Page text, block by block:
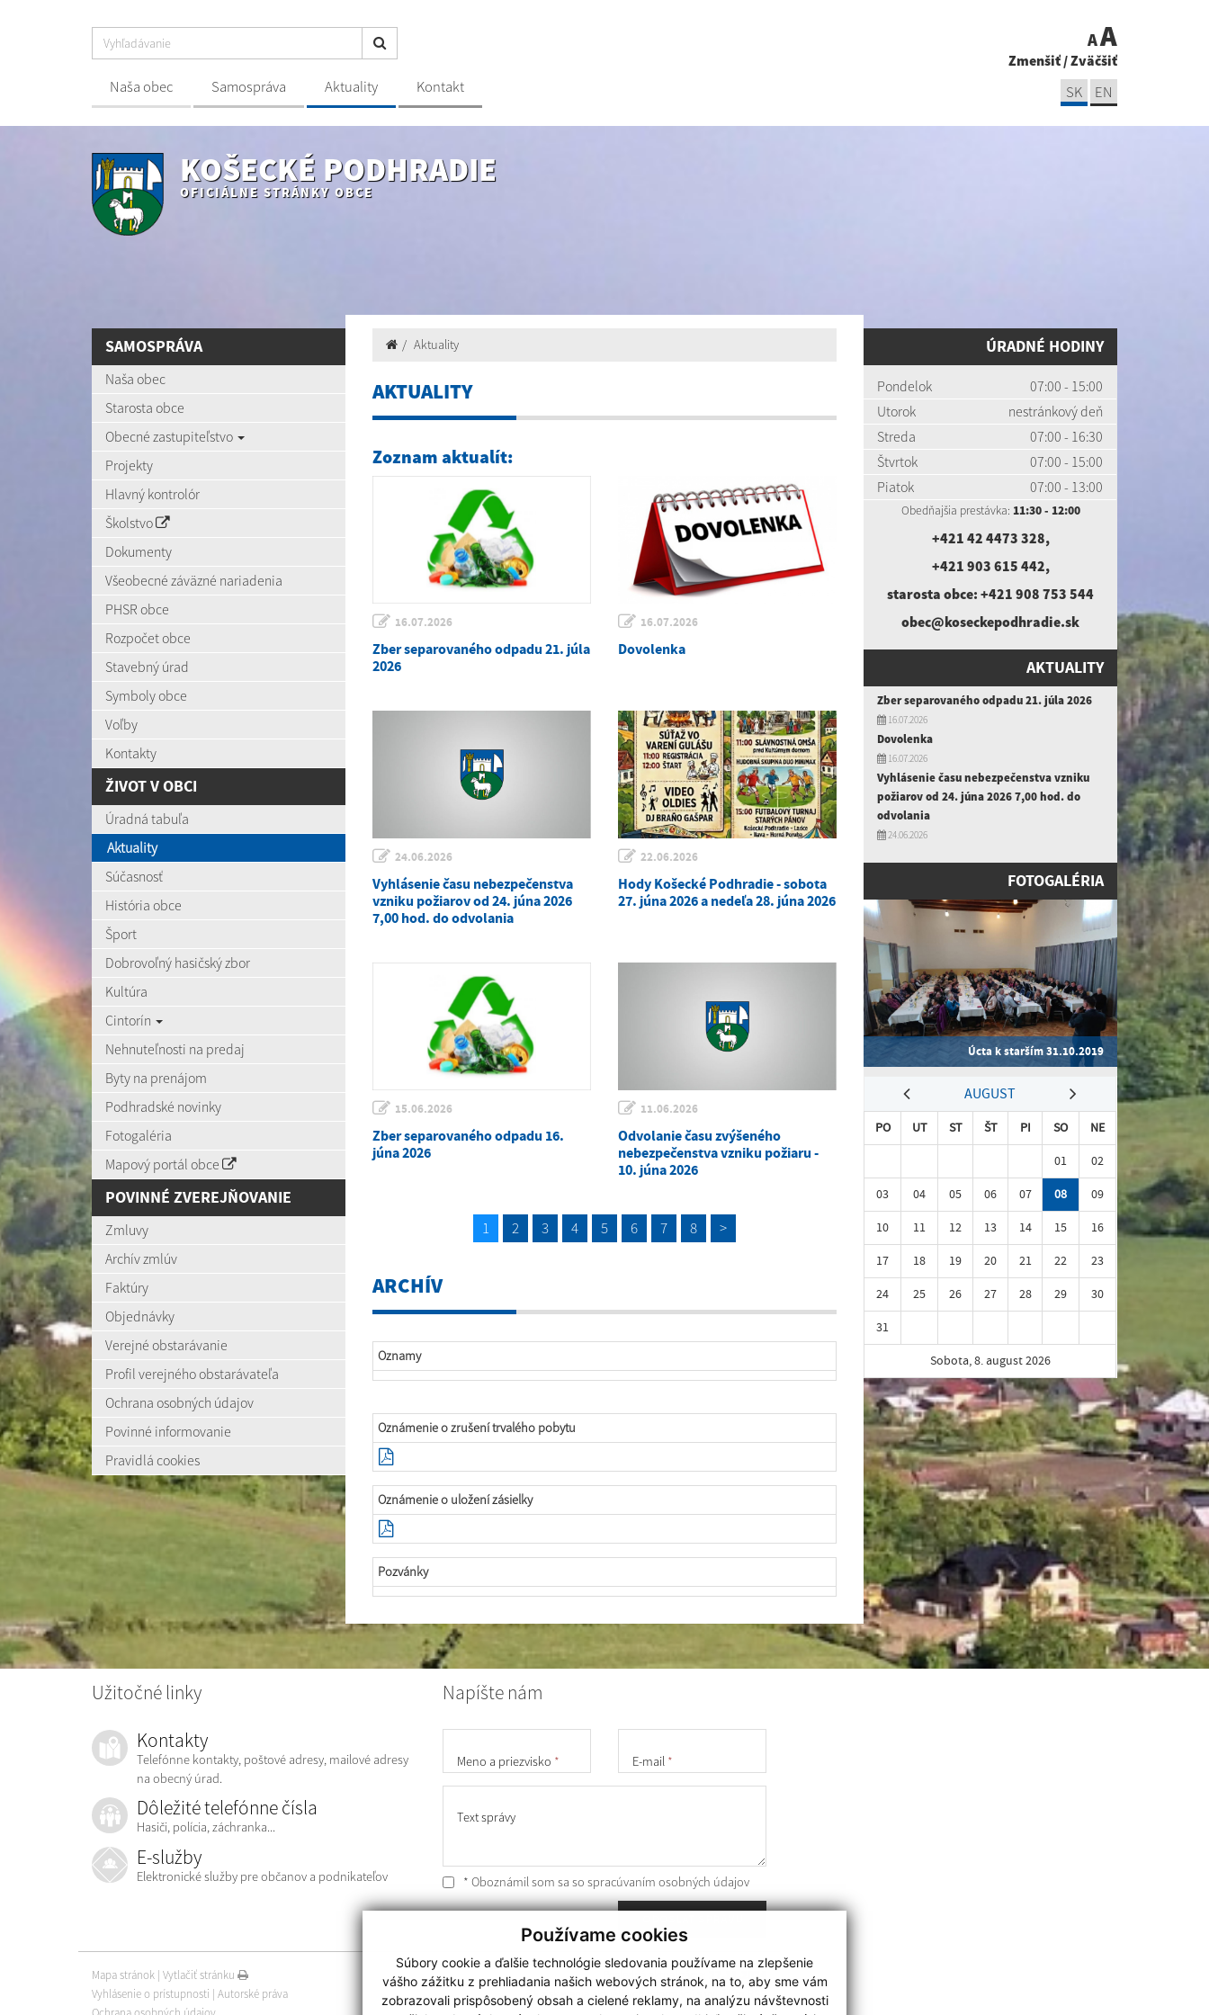
Používame cookies
Súbory cookie a ďalšie technológie sledovania používame na zlepšenie
vášho zážitku z prehliadania našich webových stránok, na to, aby sme vám
zobrazovali prispôsobený obsah a cielené reklamy, na analýzu návštevnosti
Naša obec Samospráva Aktuality Kontakt
AA
Zmenšiť/Zväčšiť
SK EN
KOŠECKÉ PODHRADIE
OFICIÁLNE STRÁNKY OBCE
SAMOSPRÁVA
Naša obec
Starosta obce
Obecné zastupiteľstvo
Projekty
Hlavný kontrolór
Školstvo
Dokumenty
Všeobecné záväzné nariadenia
PHSR obce
Rozpočet obce
Stavebný úrad
Symboly obce
Voľby
Kontakty
ŽIVOT V OBCI
Úradná tabuľa
Aktuality
Súčasnosť
História obce
Šport
Dobrovoľný hasičský zbor
Kultúra
Cintorín
Nehnuteľnosti na predaj
Byty na prenájom
Podhradské novinky
Fotogaléria
Mapový portál obce
POVINNÉ ZVEREJŇOVANIE
Zmluvy
Archív zmlúv
Faktúry
Objednávky
Verejné obstarávanie
Profil verejného obstarávateľa
Ochrana osobných údajov
Povinné informovanie
Pravidlá cookies
Aktuality
AKTUALITY
Zoznam aktualít:
16.07.2026
Zber separovaného odpadu 21. júla
2026
16.07.2026
Dovolenka
24.06.2026
Vyhlásenie času nebezpečenstva
vzniku požiarov od 24. júna 2026
7,00 hod. do odvolania
22.06.2026
Hody Košecké Podhradie - sobota
27. júna 2026 a nedeľa 28. júna 2026
15.06.2026
Zber separovaného odpadu 16.
júna 2026
11.06.2026
Odvolanie času zvýšeného
nebezpečenstva vzniku požiaru -
10. júna 2026
1 2 3 4 5 6 7 8 >
ARCHÍV
Oznamy
Oznámenie o zrušení trvalého pobytu
Oznámenie o uložení zásielky
Pozvánky
ÚRADNÉ HODINY
Pondelok
07:00 - 15:00
Utorok
nestránkový deň
Streda
07:00 - 16:30
Štvrtok
07:00 - 15:00
Piatok
07:00 - 13:00
Obedňajšia prestávka: 11:30 - 12:00
+421 42 4473 328,
+421 903 615 442,
starosta obce:+421 908 753 544
obec@koseckepodhradie.sk
AKTUALITY
Zber separovaného odpadu 21. júla 2026
16.07.2026
Dovolenka
16.07.2026
Vyhlásenie času nebezpečenstva vzniku
požiarov od 24. júna 2026 7,00 hod. do
odvolania
24.06.2026
FOTOGALÉRIA
Úcta k starším 31.10.2019
AUGUST
PO UT ST ŠT PI SO
NE
01
02
03
04 05 06 07 08
09
10
11 12 13 14 15
16
17
18 19 20 21 22
23
24
25 26 27 28 29
30
31
Sobota, 8. august 2026
Napíšte nám
Meno a priezvisko * E-mail *
Text správy
* Oboznámil som sa so spracúvaním osobných údajov
Užitočné linky
Kontakty
Telefónne kontakty, poštové adresy, mailové adresy
na obecný úrad.
Dôležité telefónne čísla
Hasiči, polícia, záchranka...
E-služby
Elektronické služby pre občanov a podnikateľov
Posledná aktualizácia:
27.11.2024
získavania aktuálnych informácií s využitím RSS
Mapa stránok | Vytlačiť stránku
Vyhlásenie o prístupnosti | Autorské práva